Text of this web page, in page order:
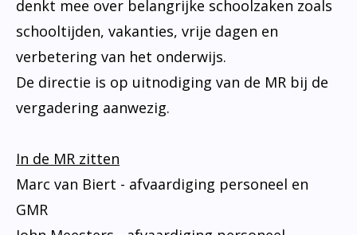
Geschiedenis van de school
Te weinig geld?
Ons team
Privacy
Vakantieregeling
Klachtenregeling
denkt mee over belangrijke schoolzaken zoals
schooltijden, vakanties, vrije dagen en
verbetering van het onderwijs.
De directie is op uitnodiging van de MR bij de
vergadering aanwezig.
In de MR zitten
Marc van Biert - afvaardiging personeel en
GMR